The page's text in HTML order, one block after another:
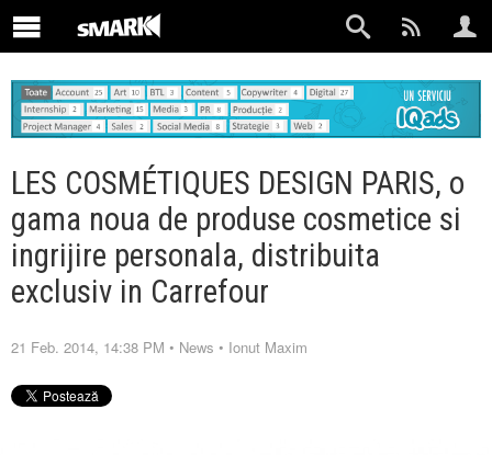
LES COSMÉTIQUES DESIGN PARIS, o
gama noua de produse cosmetice si
ingrijire personala, distribuita
exclusiv in Carrefour
21 Feb. 2014, 14:38 PM • News • Ionut Maxim